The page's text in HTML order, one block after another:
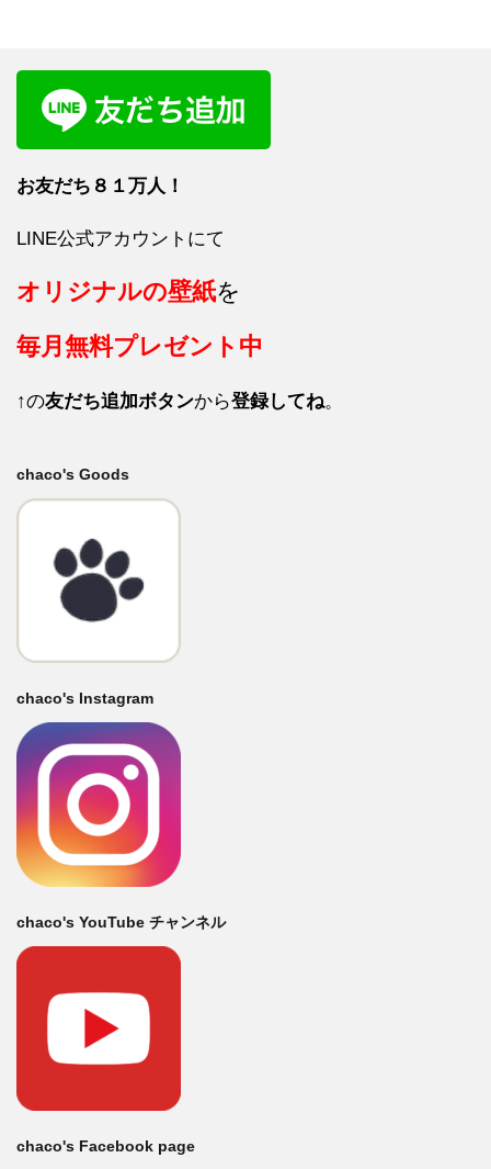
お友だち８１万人！
LINE公式アカウントにて
オリジナルの壁紙を
毎月 無料プレゼント中
↑の友だち追加ボタンから登録してね。
chaco's Goods
chaco's Instagram
chaco's YouTube チャンネル
chaco's Facebook page